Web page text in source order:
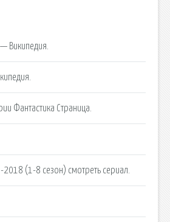
Википедия.
Фантастика Страница.
(1-8 сезон) смотреть сериал.